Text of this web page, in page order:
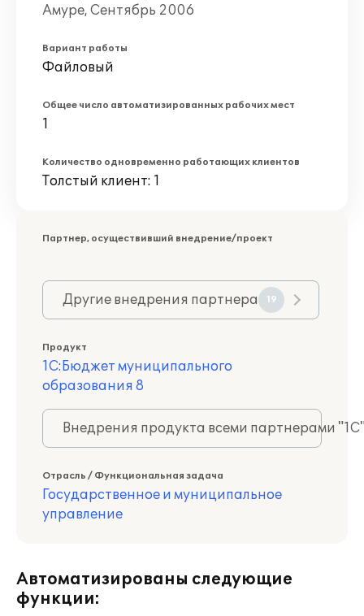
Амуре, Сентябрь 2006
Вариант работы
Файловый
Общее число автоматизированных рабочих мест
1
Количество одновременно работающих клиентов
Толстый клиент: 1
Партнер, осуществивший внедрение/проект
Другие внедрения партнера 19
Продукт
1С:Бюджет муниципального
образования 8
Внедрения продукта всеми партнерами
Отрасль / Функциональная задача
Государственное и муниципальное
управление
Автоматизированы следующие
функции: